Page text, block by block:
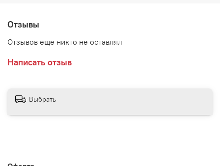
Отзывы
Отзывов еще никто не оставлял
Написать отзыв
Выбрать